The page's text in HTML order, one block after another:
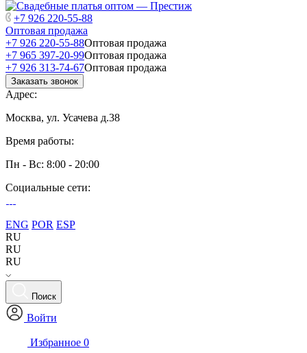
+7 926 220-55-88
Оптовая продажа
+7 926 220-55-88Оптовая продажа
+7 965 397-20-99Оптовая продажа
+7 926 313-74-67Оптовая продажа
Заказать звонок
Адрес:
Москва, ул. Усачева д.38
Время работы:
Пн - Вс: 8:00 - 20:00
Социальные сети:
ENG POR ESP
RU
RU
RU
Поиск
Войти
Избранное 0